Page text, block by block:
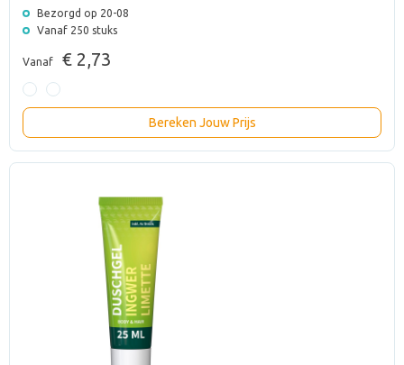
Bezorgd op 20-08
Vanaf 250 stuks
Vanaf € 2,73
Bereken Jouw Prijs